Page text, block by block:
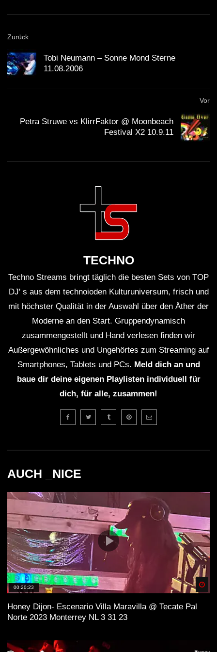
Zurück
Tobi Neumann – Sonne Mond Sterne
11.08.2006
Vor
Petra Struwe vs KlirrFaktor @ Moonbeach
Festival X2 10.9.11
TECHNO
Techno Streams bringt täglich die besten Sets von TOP
DJ' s aus dem technoioden Kulturuniversum, frisch und
mit höchster Qualität in der Auswahl über den Äther der
Moderne an den Start. Gruppendynamisch
zusammengestellt und Hand verlesen finden wir
Außergewöhnliches und Ungehörtes zum Streaming auf
Smartphones, Tablets und PCs. Meld dich an und
baue dir deine eigenen Playlisten individuell für
dich, für alle, zusammen!
AUCH _NICE
00:20:23
Honey Dijon- Escenario Villa Maravilla @ Tecate Pal
Norte 2023 Monterrey NL 3 31 23